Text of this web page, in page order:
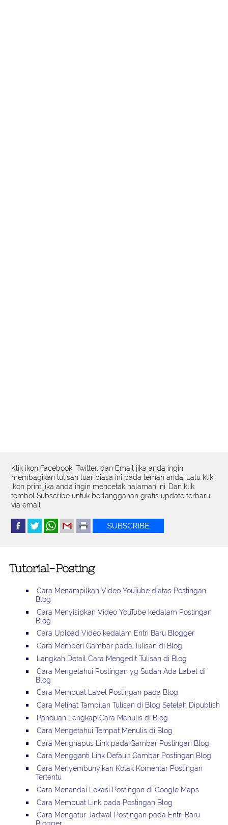
Klik ikon Facebook, Twitter, dan Email jika anda ingin
membagikan tulisan luar biasa ini pada teman anda. Lalu klik
ikon print jika anda ingin mencetak halaman ini. Dan klik
tombol Subscribe untuk berlangganan gratis update terbaru
via email
Tutorial-Posting
Cara Menampilkan Video YouTube diatas Postingan
Blog
Cara Menyisipkan Video YouTube kedalam Postingan
Blog
Cara Upload Video kedalam Entri Baru Blogger
Cara Memberi Gambar pada Tulisan di Blog
Langkah Detail Cara Mengedit Tulisan di Blog
Cara Mengetahui Postingan yg Sudah Ada Label di
Blog
Cara Membuat Label Postingan pada Blog
Cara Melihat Tampilan Tulisan di Blog Setelah Dipublish
Panduan Lengkap Cara Menulis di Blog
Cara Mengetahui Tempat Menulis di Blog
Cara Menghapus Link pada Gambar Postingan Blog
Cara Mengganti Link Default Gambar Postingan Blog
Cara Menyembunyikan Kotak Komentar Postingan
Tertentu
Cara Menandai Lokasi Postingan di Google Maps
Cara Membuat Link pada Postingan Blog
Cara Mengatur Jadwal Postingan pada Entri Baru